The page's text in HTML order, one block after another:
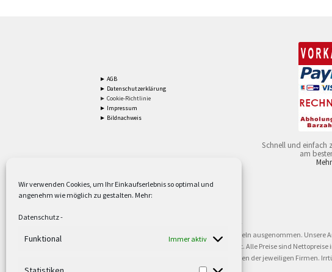
Wir verwenden Cookies, um Ihr Einkaufserlebnis so optimal und
angenehm wie möglich zu gestalten. Mehr:
Datenschutz-
Funktional Immer aktiv
► AGB
► Datenschutzerklärung
► Cookie-Richtlinie
► Impressum
► Bildnachweis
Schnell und einfach
am
Versandkostenfrei ab 59,90 € Nettowarenwert. Inseln ausgenommen.
oder gewerblichen Tätigkeit. Kein Verkauf an privat. Alle Preise sind
sind Warenzeichen oder eingetragene Warenzeichen der jeweiligen Firmen.